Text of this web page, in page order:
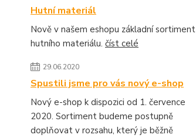
Hutní materiál
Nově v našem eshopu základní sortiment
hutního materiálu. číst celé
29.06.2020
Spustili jsme pro vás nový e-shop
Nový e-shop k dispozici od 1. července
2020. Sortiment budeme postupně
doplňovat v rozsahu, který je běžně